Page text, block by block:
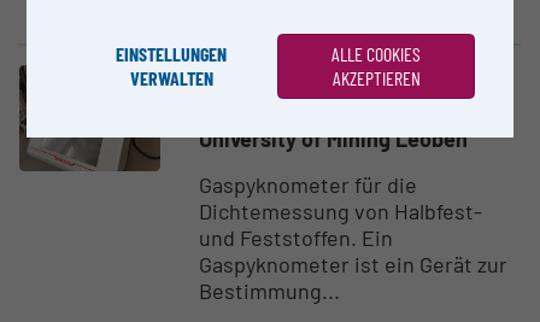
Electronic database / Collection
University of Mining Leoben
Gaspyknometer für die
Dichtemessung von Halbfest-
und Feststoffen. Ein
Gaspyknometer ist ein Gerät zur
Bestimmung...
EINSTELLUNGEN
VERWALTEN
ALLE COOKIES
AKZEPTIEREN